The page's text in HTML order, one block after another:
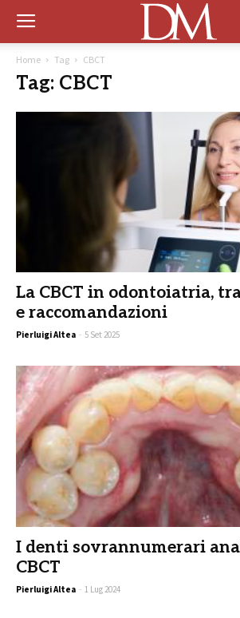
Home Tag CBCT
Tag: CBCT
La CBCT in odontoiatria,
e raccomandazioni
Pierluigi Altea - 5 Set 2025
I denti sovrannumerari
CBCT
Pierluigi Altea - 1 Lug 2024